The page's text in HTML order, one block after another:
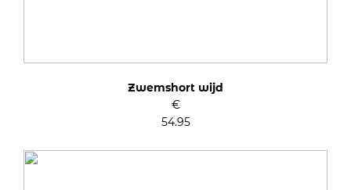
Zwemshort wijd
€
54.95